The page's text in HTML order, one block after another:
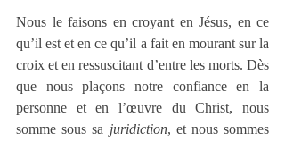
Nous le faisons en croyant en Jésus, en ce
qu’il est et en ce qu’il a fait en mourant sur la
croix et en ressuscitant d’entre les morts. Dès
que nous plaçons notre confiance en la
personne et en l’œuvre du Christ, nous
somme sous sa juridiction, et nous sommes